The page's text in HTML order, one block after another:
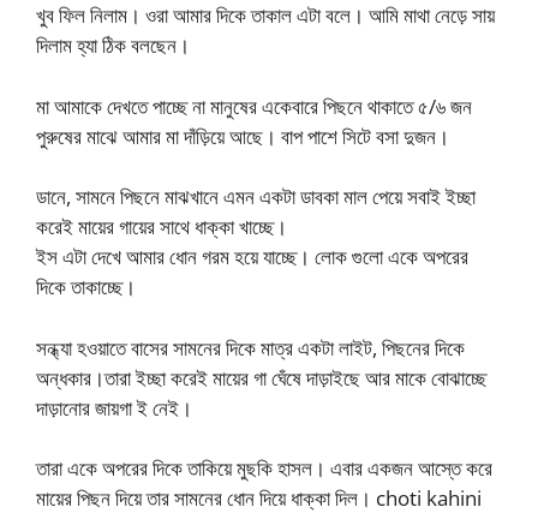
খুব ফিল নিলাম। ওরা আমার দিকে তাকাল এটা বলে। আমি মাথা নেড়ে সায়
দিলাম হ্যা ঠিক বলছেন।
মা আমাকে দেখতে পাচ্ছে না মানুষের একেবারে পিছনে থাকাতে ৫/৬ জন
পুরুষের মাঝে আমার মা দাঁড়িয়ে আছে। বাপ পাশে সিটে বসা দুজন।
ডানে, সামনে পিছনে মাঝখানে এমন একটা ডাবকা মাল পেয়ে সবাই ইচ্ছা
করেই মায়ের গায়ের সাথে ধাক্কা খাচ্ছে।
ইস এটা দেখে আমার ধোন গরম হয়ে যাচ্ছে। লোক গুলো একে অপরের
দিকে তাকাচ্ছে।
সন্ধ্যা হওয়াতে বাসের সামনের দিকে মাত্র একটা লাইট, পিছনের দিকে
অন্ধকার।তারা ইচ্ছা করেই মায়ের গা ঘেঁষে দাড়াইছে আর মাকে বোঝাচ্ছে
দাড়ানোর জায়গা ই নেই।
তারা একে অপরের দিকে তাকিয়ে মুছকি হাসল। এবার একজন আস্তে করে
মায়ের পিছন দিয়ে তার সামনের ধোন দিয়ে ধাক্কা দিল। choti kahini